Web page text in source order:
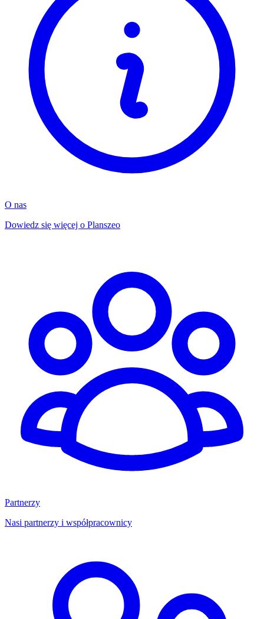
O nas
Dowiedz się więcej o Planszeo
Partnerzy
Nasi partnerzy i współpracownicy